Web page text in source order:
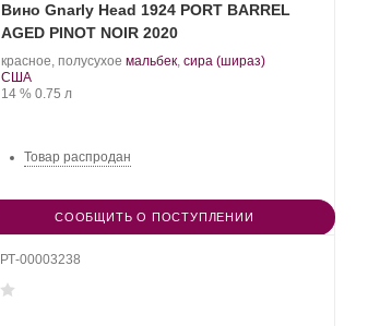
Вино Gnarly Head 1924 PORT BARREL
AGED PINOT NOIR 2020
красное, полусухое .мальбек, сира (шираз).
Регион:
США
Крепость
14 %. Объем
0.75 л
Товар распродан
СООБЩИТЬ О ПОСТУПЛЕНИИ
РТ-00003238